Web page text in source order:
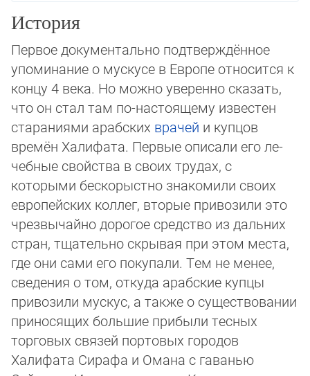
История
Первое документально подтверждённое
упоминание о мускусе в Европе относится к
концу 4 века. Но можно уверенно сказать,
что он стал там по-настоящему известен
ста­раниями арабских врачей и купцов
времён Халифата. Первые описали его ле­
чеб­ные свойства в своих трудах, с
которыми бескорыстно знакомили своих
европей­ских кол­лег, вторые привозили это
чрезвычайно дорогое средство из дальних
стран, тща­тель­но скрывая при этом места,
где они сами его покупали. Тем не менее,
све­де­ния о том, откуда арабские купцы
привозили мускус, а также о существовании
при­но­ся­щих боль­шие прибыли тесных
торговых связей портовых городов
Халифата Сирафа и Ома­на с гаванью